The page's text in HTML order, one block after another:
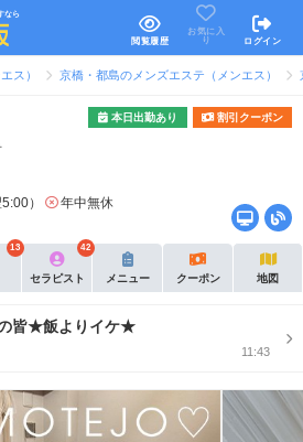
なら
閲覧履歴
お気に入
り
ログイン
ス） 京橋・都島のメンズエステ（メンエス）
本日出勤あり 割引クーポン
）
年中無休
13
セラピスト
42
メニュー クーポン 地図
皆★飯よりイケ★
11:43